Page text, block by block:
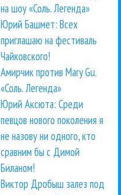
на шоу «Соль. Легенда»
Юрий Башмет: Всех
приглашаю на фестиваль
Чайковского!
Амирчик против Mary Gu.
«Соль. Легенда»
Юрий Аксюта: Среди
певцов нового поколения я
не назову ни одного, кто
сравним бы с Димой
Биланом!
Виктор Дробыш залез под